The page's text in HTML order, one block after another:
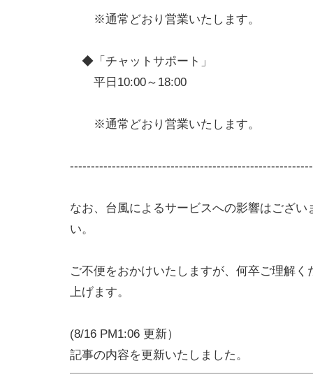
※通常どおり営業いたします。
◆「チャットサポート」
平日10:00～18:00
※通常どおり営業いたします。
なお、台風によるサービスへの影響はござ
い。
ご不便をおかけいたしますが、何卒ご理解
上げます。
(8/16 PM1:06 更新）
記事の内容を更新いたしました。